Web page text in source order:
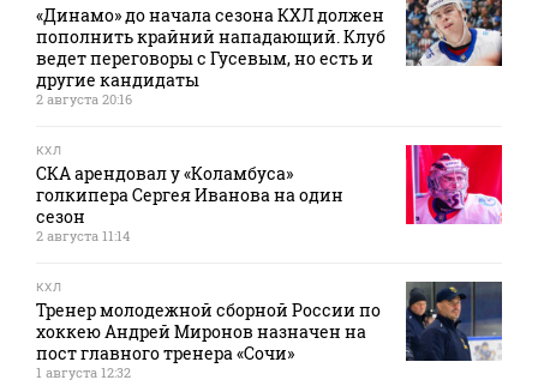
«Динамо» до начала сезона КХЛ должен
пополнить крайний нападающий. Клуб
ведет переговоры с Гусевым, но есть и
другие кандидаты
2 августа 20:16
КХЛ
СКА арендовал у «Коламбуса»
голкипера Сергея Иванова на один
сезон
2 августа 11:14
КХЛ
Тренер молодежной сборной России по
хоккею Андрей Миронов назначен на
пост главного тренера «Сочи»
1 августа 12:32